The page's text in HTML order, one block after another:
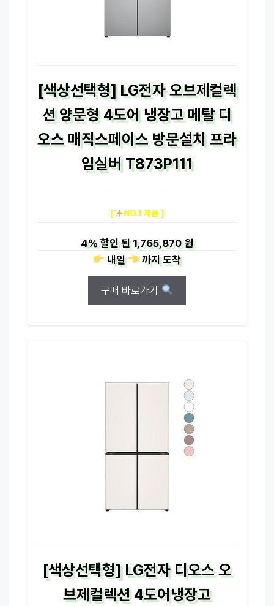
[색상선택형] LG전자 오브제컬렉
션 양문형 4도어 냉장고 메탈 디
오스 매직스페이스 방문설치 프라
임실버 T873P111
[ NO.1 제품 ]
4%할인 된1,765,870 원
내일
까지도착
구매 바로가기
[색상선택형] LG전자 디오스 오
브제컬렉션 4도어냉장고